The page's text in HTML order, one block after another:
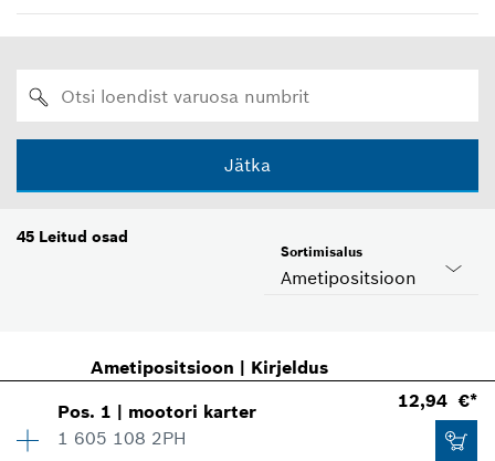
Jätka
45 Leitud osad
Ametipositsioon
Sortimisalus
Ametipositsioon | Kirjeldus
Pos. 1 | mootori karter
1 605 108 2PH
12,94 €*